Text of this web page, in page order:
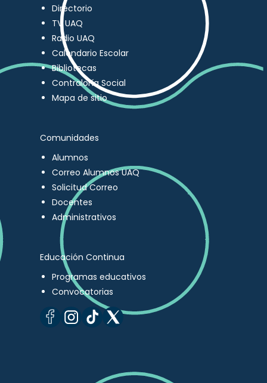
Directorio
TV UAQ
Radio UAQ
Calendario Escolar
Bibliotecas
Contraloría Social
Mapa de sitio
Comunidades
Alumnos
Correo Alumnos UAQ
Solicitud Correo
Docentes
Administrativos
Educación Continua
Programas educativos
Convocatorias